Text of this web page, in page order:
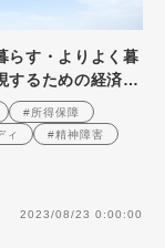
らす・よりよく暮
するための経済的
得保障の整理
#所得保障
ィ
#精神障害
2023/08/23 0:00:00